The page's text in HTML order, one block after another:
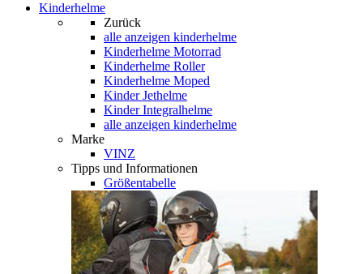
Kinderhelme
Zurück
alle anzeigen kinderhelme
Kinderhelme Motorrad
Kinderhelme Roller
Kinderhelme Moped
Kinder Jethelme
Kinder Integralhelme
alle anzeigen kinderhelme
Marke
VINZ
Tipps und Informationen
Größentabelle